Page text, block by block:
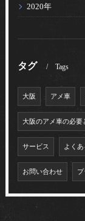
2020年
タグ Tags
大阪 アメ車
大阪のアメ車の必要
サービス よく
お問い合わせ